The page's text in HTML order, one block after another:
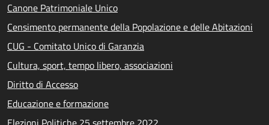
Canone Patrimoniale Unico
Censimento permanente della Popolazione e delle Abitazioni
CUG - Comitato Unico di Garanzia
Cultura, sport, tempo libero, associazioni
Diritto di Accesso
Educazione e formazione